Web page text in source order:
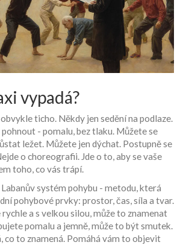
vypadá?
ticho. Někdy jen sedění na podlaze.
- pomalu, bez tlaku. Můžete se
ležet. Můžete jen dýchat. Postupně se
o choreografii. Jde o to, aby se vaše
toho, co vás trápí.
systém pohybu - metodu, která
pohybové prvky: prostor, čas, síla a tvar.
a s velkou silou, může to znamenat
pomalu a jemně, může to být smutek.
co to znamená. Pomáhá vám to objevit